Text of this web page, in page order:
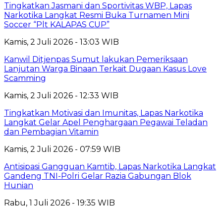
Tingkatkan Jasmani dan Sportivitas WBP, Lapas
Narkotika Langkat Resmi Buka Turnamen Mini
Soccer “Plt KALAPAS CUP”
Kamis, 2 Juli 2026 - 13:03 WIB
Kanwil Ditjenpas Sumut lakukan Pemeriksaan
Lanjutan Warga Binaan Terkait Dugaan Kasus Love
Scamming
Kamis, 2 Juli 2026 - 12:33 WIB
Tingkatkan Motivasi dan Imunitas, Lapas Narkotika
Langkat Gelar Apel Penghargaan Pegawai Teladan
dan Pembagian Vitamin
Kamis, 2 Juli 2026 - 07:59 WIB
Antisipasi Gangguan Kamtib, Lapas Narkotika Langkat
Gandeng TNI-Polri Gelar Razia Gabungan Blok
Hunian
Rabu, 1 Juli 2026 - 19:35 WIB